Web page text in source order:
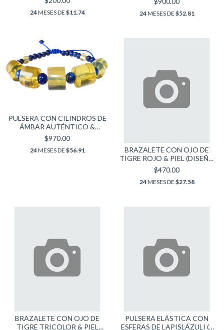
24MESES DE $11.74 24MESES DE $52.81
PULSERA CON CILINDROS DE
ÁMBAR AUTÉNTICO &
LAPISLÁZULI
$970.00
24MESES DE $56.91
BRAZALETE CON OJO DE
TIGRE ROJO & PIEL (DISEÑO
TRIPLE)
$470.00
24MESES DE $27.58
BRAZALETE CON OJO DE
TIGRE TRICOLOR & PIEL
PULSERA ELÁSTICA CON
ESFERAS DE LAPISLÁZULI (6